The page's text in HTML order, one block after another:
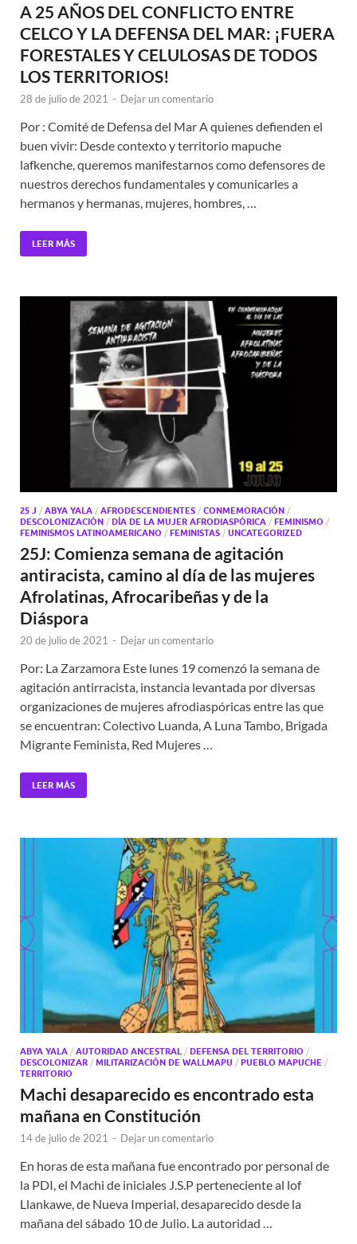
A 25 AÑOS DEL CONFLICTO ENTRE
CELCO Y LA DEFENSA DEL MAR: ¡FUERA
FORESTALES Y CELULOSAS DE TODOS
LOS TERRITORIOS!
28 de julio de 2021 - Dejar un comentario
Por : Comité de Defensa del Mar A quienes defienden el
buen vivir: Desde contexto y territorio mapuche
lafkenche, queremos manifestarnos como defensores de
nuestros derechos fundamentales y comunicarles a
hermanos y hermanas, mujeres, hombres, …
LEER MÁS
25 J / ABYA YALA / AFRODESCENDIENTES / CONMEMORACIÓN /
DESCOLONIZACIÓN / DÍA DE LA MUJER AFRODIASPÓRICA / FEMINISMO /
FEMINISMOS LATINOAMERICANO / FEMINISTAS / UNCATEGORIZED
25J: Comienza semana de agitación
antiracista, camino al día de las mujeres
Afrolatinas, Afrocaribeñas y de la
Diáspora
20 de julio de 2021 - Dejar un comentario
Por: La Zarzamora Este lunes 19 comenzó la semana de
agitación antirracista, instancia levantada por diversas
organizaciones de mujeres afrodiaspóricas entre las que
se encuentran: Colectivo Luanda, A Luna Tambo, Brigada
Migrante Feminista, Red Mujeres …
LEER MÁS
ABYA YALA / AUTORIDAD ANCESTRAL / DEFENSA DEL TERRITORIO /
DESCOLONIZAR / MILITARIZACIÓN DE WALLMAPU / PUEBLO MAPUCHE /
TERRITORIO
Machi desaparecido es encontrado esta
mañana en Constitución
14 de julio de 2021 - Dejar un comentario
En horas de esta mañana fue encontrado por personal de
la PDI, el Machi de iniciales J.S.P perteneciente al lof
Llankawe, de Nueva Imperial, desaparecido desde la
mañana del sábado 10 de Julio. La autoridad …